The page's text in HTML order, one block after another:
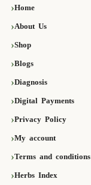
Home
About Us
Shop
Blogs
Diagnosis
Digital Payments
Privacy Policy
My account
Terms and conditions
Herbs Index